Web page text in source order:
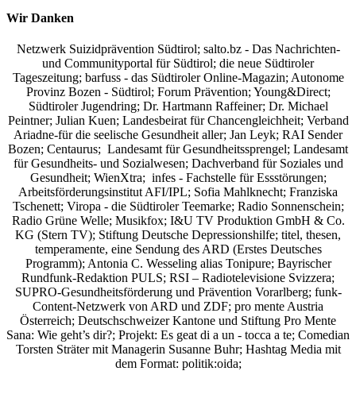
Wir Danken
Netzwerk Suizidprävention Südtirol; salto.bz - Das Nachrichten-
und Communityportal für Südtirol; die neue Südtiroler
Tageszeitung; barfuss - das Südtiroler Online-Magazin; Autonome
Provinz Bozen - Südtirol; Forum Prävention; Young&Direct;
Südtiroler Jugendring; Dr. Hartmann Raffeiner; Dr. Michael
Peintner; Julian Kuen; Landesbeirat für Chancengleichheit; Verband
Ariadne-für die seelische Gesundheit aller; Jan Leyk; RAI Sender
Bozen; Centaurus; Landesamt für Gesundheitssprengel; Landesamt
für Gesundheits- und Sozialwesen; Dachverband für Soziales und
Gesundheit; WienXtra; infes - Fachstelle für Essstörungen;
Arbeitsförderungsinstitut AFI/IPL; Sofia Mahlknecht; Franziska
Tschenett; Viropa - die Südtiroler Teemarke; Radio Sonnenschein;
Radio Grüne Welle; Musikfox; I&U TV Produktion GmbH & Co.
KG (Stern TV); Stiftung Deutsche Depressionshilfe; titel, thesen,
temperamente, eine Sendung des ARD (Erstes Deutsches
Programm); Antonia C. Wesseling alias Tonipure; Bayrischer
Rundfunk-Redaktion PULS; RSI – Radiotelevisione Svizzera;
SUPRO-Gesundheitsförderung und Prävention Vorarlberg; funk-
Content-Netzwerk von ARD und ZDF; pro mente Austria
Österreich; Deutschschweizer Kantone und Stiftung Pro Mente
Sana: Wie geht’s dir?; Projekt: Es geat di a un - tocca a te; Comedian
Torsten Sträter mit Managerin Susanne Buhr; Hashtag Media mit
dem Format: politik:oida;